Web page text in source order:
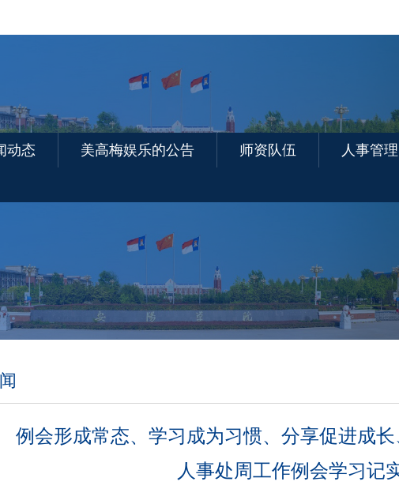
动态 美高梅娱乐的公告 师资队伍 人事管理
例会形成常态、学习成为习惯、分享促进成
人事处周工作例会学习记